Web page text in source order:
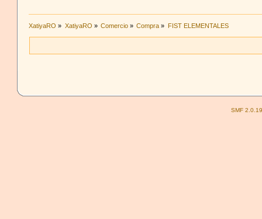
XatiyaRO » XatiyaRO » Comercio » Compra » FIST ELEMENTALES
SMF 2.0.19